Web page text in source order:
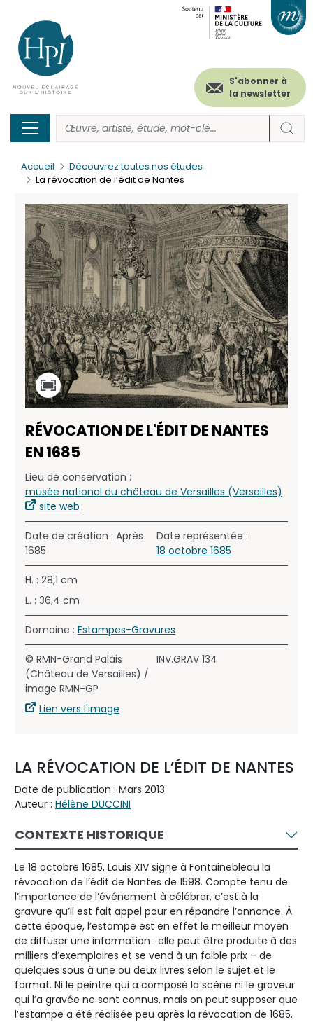
contenu
principal
Menu
secondaire
(header)
S'abonner à
la newsletter
Accueil
Découvrez toutes nos études
La révocation de l’édit de Nantes
RÉVOCATION DE L'ÉDIT DE NANTES
EN 1685
Lieu de conservation :
musée national du château de Versailles (Versailles)
site web
Date de création : Après
1685
Date représentée :
18 octobre 1685
H. : 28,1 cm
L. : 36,4 cm
Domaine : Estampes-Gravures
© RMN-Grand Palais
(Château de Versailles) /
image RMN-GP
Lien vers l'image
INV.GRAV 134
LA RÉVOCATION DE L’ÉDIT DE NANTES
Date de publication : Mars 2013
Auteur : Hélène DUCCINI
CONTEXTE HISTORIQUE
Le 18 octobre 1685, Louis XIV signe à Fontainebleau la
révocation de l’édit de Nantes de 1598. Compte tenu de
l’importance de l’événement à célébrer, c’est à la
gravure qu’il est fait appel pour en répandre l’annonce. À
cette époque, l’estampe est en effet le meilleur moyen
de diffuser une information : elle peut être produite à des
milliers d’exemplaires et se vend à un faible prix – de
quelques sous à une ou deux livres selon le sujet et le
format. Ni le peintre qui a composé la scène ni le graveur
qui l’a gravée ne sont connus, mais on peut supposer que
l’estampe a été réalisée peu après la révocation de 1685.